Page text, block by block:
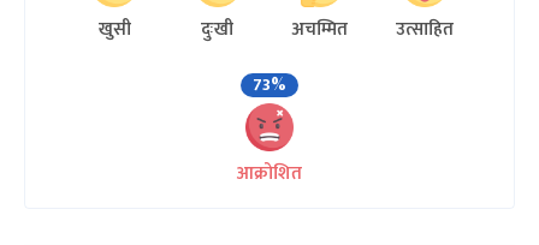
खुसी दुःखी अचम्मित
उत्साहित
73%
आक्रोशित